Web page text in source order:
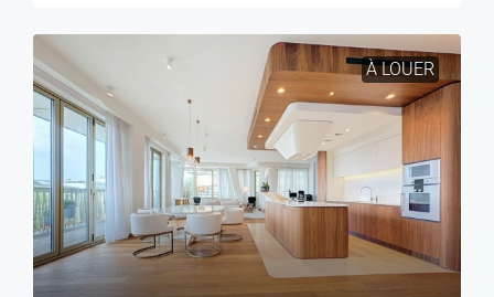
À LOUER